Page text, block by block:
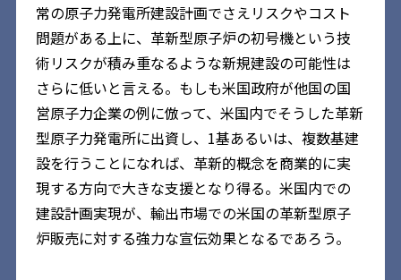
常の原子力発電所建設計画でさえリスクやコスト
問題がある上に、革新型原子炉の初号機という技
術リスクが積み重なるような新規建設の可能性は
さらに低いと言える。もしも米国政府が他国の国
営原子力企業の例に倣って、米国内でそうした革新
型原子力発電所に出資し、1基あるいは、複数基建
設を行うことになれば、革新的概念を商業的に実
現する方向で大きな支援となり得る。米国内での
建設計画実現が、輸出市場での米国の革新型原子
炉販売に対する強力な宣伝効果となるであろう。